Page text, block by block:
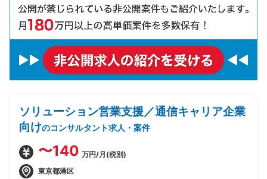
ソリューション営業支援／通信キャリア企業
向けのコンサルタント求人・案件
〜140 万円/月(税別)
東京都港区